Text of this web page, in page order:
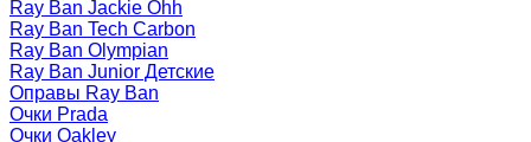
Ray Ban Jackie Ohh
Ray Ban Tech Carbon
Ray Ban Olympian
Ray Ban Junior Детские
Оправы Ray Ban
Очки Prada
Очки Oakley